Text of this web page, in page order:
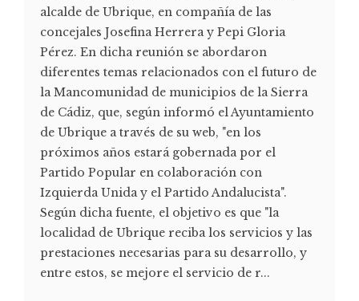
alcalde de Ubrique, en compañía de las
concejales Josefina Herrera y Pepi Gloria
Pérez. En dicha reunión se abordaron
diferentes temas relacionados con el futuro de
la Mancomunidad de municipios de la Sierra
de Cádiz, que, según informó el Ayuntamiento
de Ubrique a través de su web, "en los
próximos años estará gobernada por el
Partido Popular en colaboración con
Izquierda Unida y el Partido Andalucista".
Según dicha fuente, el objetivo es que "la
localidad de Ubrique reciba los servicios y las
prestaciones necesarias para su desarrollo, y
entre estos, se mejore el servicio de r...